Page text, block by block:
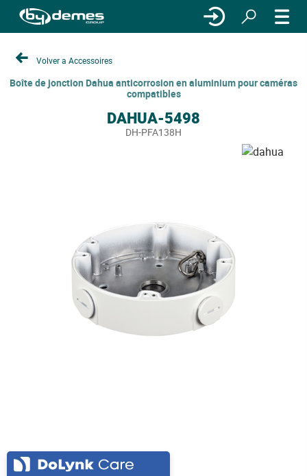
Volver a Accessoires
Boîte de jonction Dahua anticorrosion en aluminium pour caméras
compatibles
DAHUA-5498
DH-PFA138H